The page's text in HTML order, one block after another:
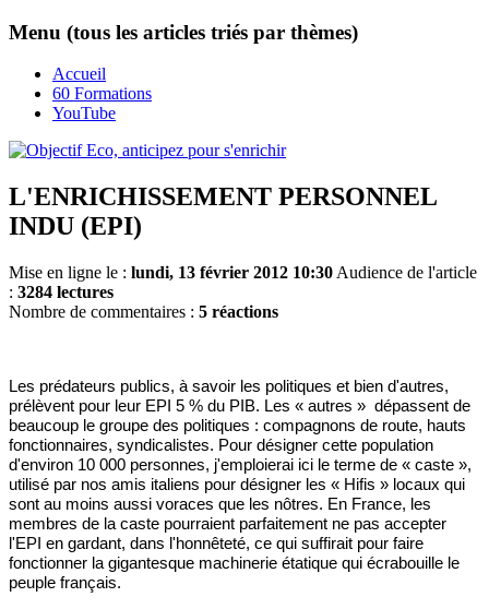
Menu (tous les articles triés par thèmes)
Accueil
60 Formations
YouTube
L'ENRICHISSEMENT PERSONNEL
INDU (EPI)
Mise en ligne le : lundi, 13 février 2012 10:30 Audience de l'article
: 3284 lectures
Nombre de commentaires : 5 réactions
Les prédateurs publics, à savoir les politiques et bien d'autres,
prélèvent pour leur EPI 5 % du PIB. Les « autres » dépassent de
beaucoup le groupe des politiques : compagnons de route, hauts
fonctionnaires, syndicalistes. Pour désigner cette population
d'environ 10 000 personnes, j'emploierai ici le terme de « caste »,
utilisé par nos amis italiens pour désigner les « Hifis » locaux qui
sont au moins aussi voraces que les nôtres. En France, les
membres de la caste pourraient parfaitement ne pas accepter
l'EPI en gardant, dans l'honnêteté, ce qui suffirait pour faire
fonctionner la gigantesque machinerie étatique qui écrabouille le
peuple français.